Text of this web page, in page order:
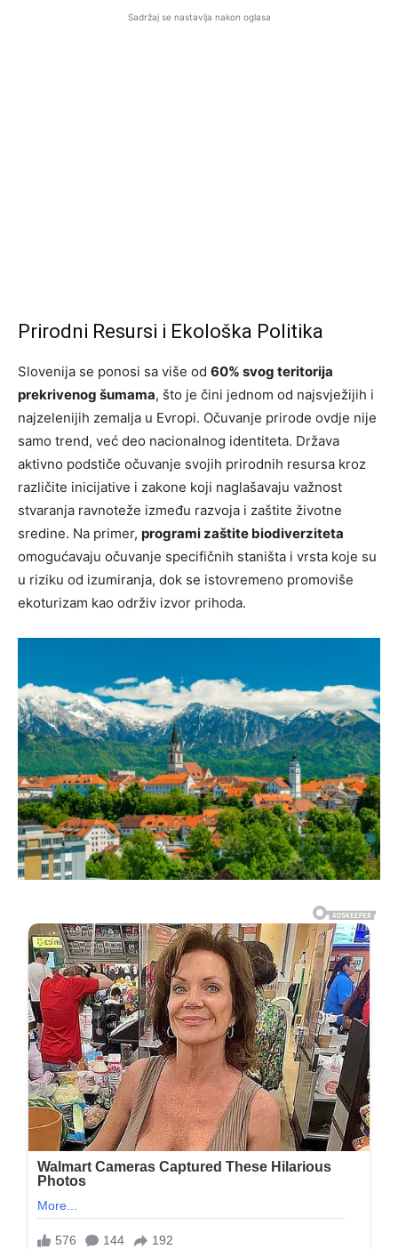
Sadržaj se nastavlja nakon oglasa
Prirodni Resursi i Ekološka Politika
Slovenija se ponosi sa više od 60% svog teritorija
prekrivenog šumama, što je čini jednom od najsvježijih i
najzelenijih zemalja u Evropi. Očuvanje prirode ovdje nije
samo trend, već deo nacionalnog identiteta. Država
aktivno podstiče očuvanje svojih prirodnih resursa kroz
različite inicijative i zakone koji naglašavaju važnost
stvaranja ravnoteže između razvoja i zaštite životne
sredine. Na primer, programi zaštite biodiverziteta
omogućavaju očuvanje specifičnih staništa i vrsta koje su
u riziku od izumiranja, dok se istovremeno promoviše
ekoturizam kao održiv izvor prihoda.